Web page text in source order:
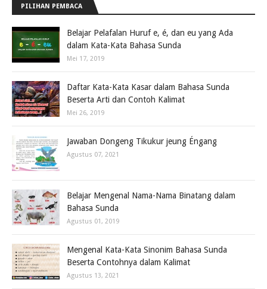
PILIHAN PEMBACA
Belajar Pelafalan Huruf e, é, dan eu yang Ada
dalam Kata-Kata Bahasa Sunda
Mei 17, 2019
Daftar Kata-Kata Kasar dalam Bahasa Sunda
Beserta Arti dan Contoh Kalimat
Mei 26, 2019
Jawaban Dongeng Tikukur jeung Éngang
Agustus 07, 2021
Belajar Mengenal Nama-Nama Binatang dalam
Bahasa Sunda
Agustus 01, 2019
Mengenal Kata-Kata Sinonim Bahasa Sunda
Beserta Contohnya dalam Kalimat
Agustus 13, 2021